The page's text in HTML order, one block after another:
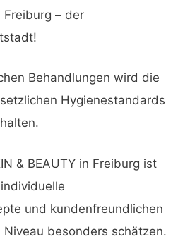
– der
Behandlungen wird die
Hygienestandards
& BEAUTY in Freiburg ist
und kundenfreundlichen
Niveau besonders schätzen.